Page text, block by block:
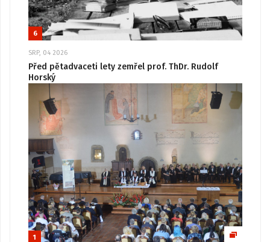
6
SRP, 04 2026
Před pětadvaceti lety zemřel prof. ThDr. Rudolf
Horský
1